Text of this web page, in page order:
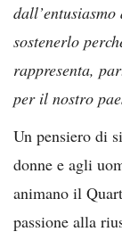
sostenerlo
rappresenta,
per il nostro
Un pensiero di
donne e agli
animano il
passione alla